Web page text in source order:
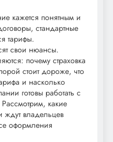
кажется понятным и
стандартные
тарифы.
свои нюансы.
почему страховка
стоит дороже, что
и насколько
готовы работать с
какие
ждут владельцев
оформления